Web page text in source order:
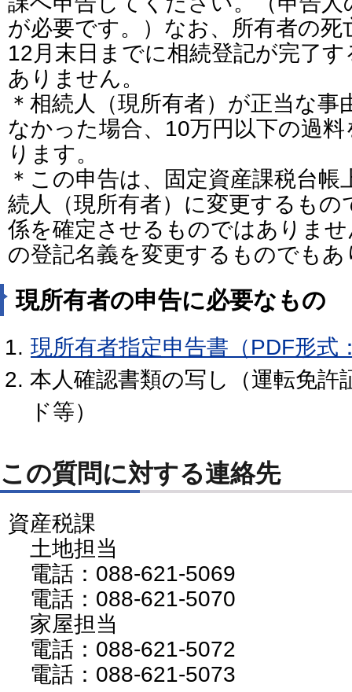
が必要です。）なお、所有者の
12月末日までに相続登記が完了
ありません。
＊相続人（現所有者）が正当な
なかった場合、10万円以下の過
ります。
＊この申告は、固定資産課税台
続人（現所有者）に変更するもの
係を確定させるものではありま
の登記名義を変更するものでも
現所有者の申告に必要なもの
現所有者指定申告書（PDF形式
本人確認書類の写し（運転免許
ド等）
この質問に対する連絡先
資産税課
土地担当
電話：088-621-5069
電話：088-621-5070
家屋担当
電話：088-621-5072
電話：088-621-5073